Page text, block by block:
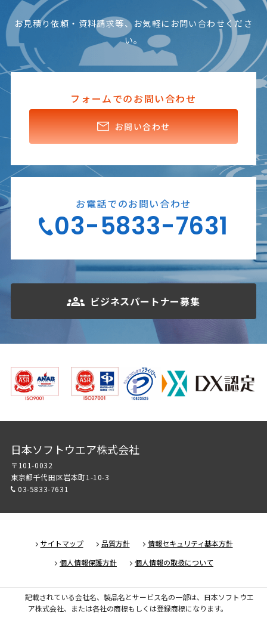
お見積り依頼・資料請求等、お気軽にお問い合わせくださ
い。
フォームでのお問い合わせ
お問い合わせ
お電話でのお問い合わせ
03-5833-7631
ビジネスパートナー募集
日本ソフトウエア株式会社
〒101-0032
東京都千代田区岩本町1-10-3
03-5833-7631
サイトマップ 品質方針
情報セキュリティ基本方針
個人情報保護方針
個人情報の取扱について
記載されている会社名、製品名とサービス名の一部は、日本ソフトウエ
ア株式会社、または各社の商標もしくは登録商標になります。